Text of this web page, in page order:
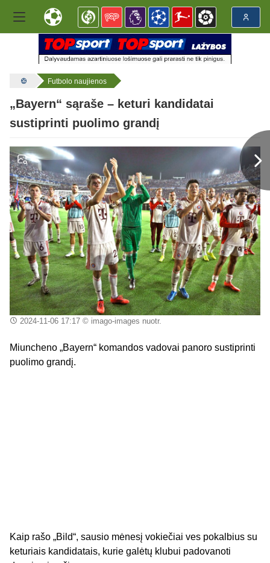
Futbolo naujienos
„Bayern“ sąraše – keturi kandidatai
sustiprinti puolimo grandį
2024-11-06 17:17© imago-images nuotr.
Miuncheno „Bayern“ komandos vadovai panoro sustiprinti
puolimo grandį.
Kaip rašo „Bild“, sausio mėnesį vokiečiai ves pokalbius su
keturiais kandidatais, kurie galėtų klubui padovanoti